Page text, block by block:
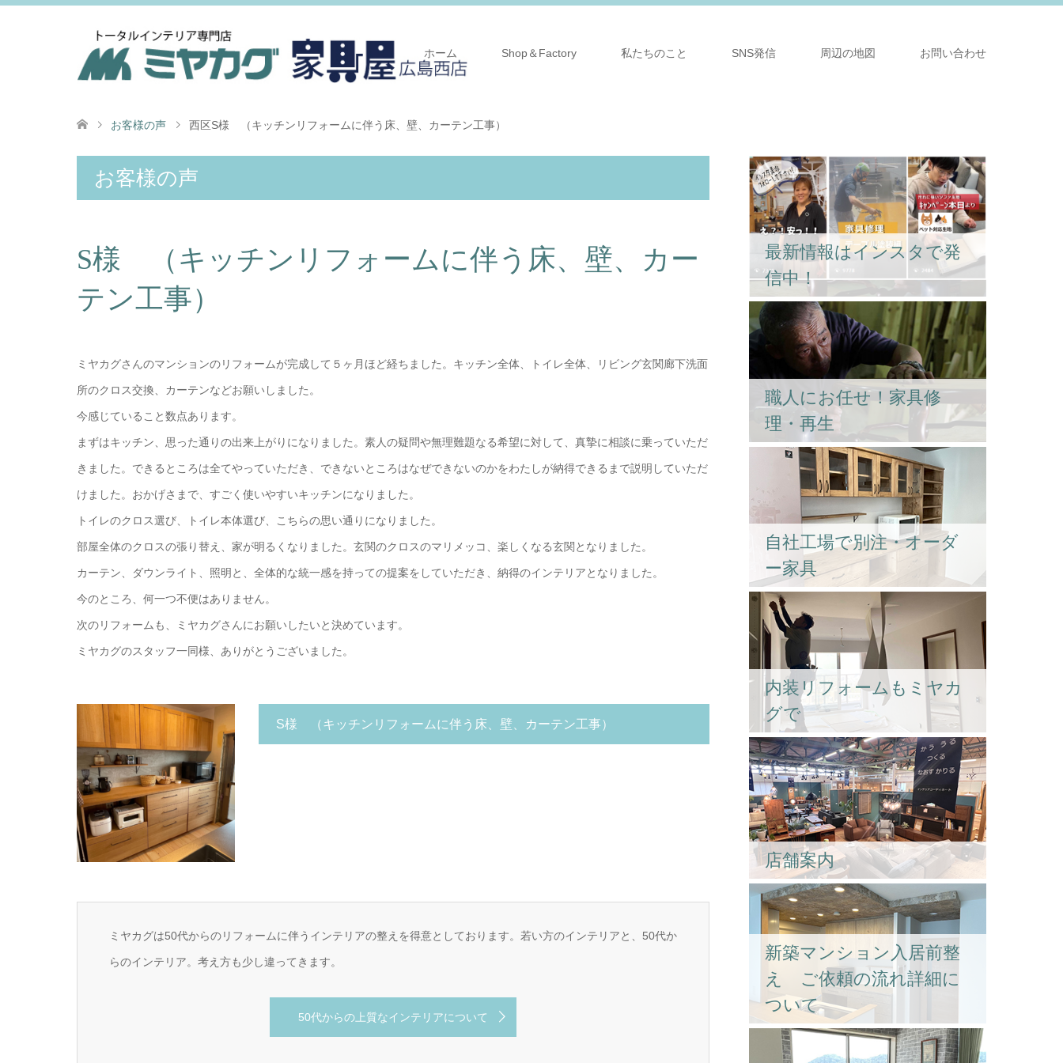
ホーム Shop＆Factory 私たちのこと SNS発信 周辺の地図 お問い合わせ
お客様の声 西区S様 （キッチンリフォームに伴う床、壁、カーテン工事）
お客様の声
S様 （キッチンリフォームに伴う床、壁、カー
テン工事）
ミヤカグさんのマンションのリフォームが完成して５ヶ月ほど経ちました。キッチン全体、トイレ全体、リビング玄関廊下洗面
所のクロス交換、カーテンなどお願いしました。
今感じていること数点あります。
まずはキッチン、思った通りの出来上がりになりました。素人の疑問や無理難題なる希望に対して、真摯に相談に乗っていただ
きました。できるところは全てやっていただき、できないところはなぜできないのかをわたしが納得できるまで説明していただ
けました。おかげさまで、すごく使いやすいキッチンになりました。
トイレのクロス選び、トイレ本体選び、こちらの思い通りになりました。
部屋全体のクロスの張り替え、家が明るくなりました。玄関のクロスのマリメッコ、楽しくなる玄関となりました。
カーテン、ダウンライト、照明と、全体的な統一感を持っての提案をしていただき、納得のインテリアとなりました。
今のところ、何一つ不便はありません。
次のリフォームも、ミヤカグさんにお願いしたいと決めています。
ミヤカグのスタッフ一同様、ありがとうございました。
S様 （キッチンリフォームに伴う床、壁、カーテン工事）
ミヤカグは50代からのリフォームに伴うインテリアの整えを得意としております。若い方のインテリアと、50代か
らのインテリア。考え方も少し違ってきます。
50代からの上質なインテリアについて
最新情報はインスタで発
信中！
職人にお任せ！家具修
理・再生
自社工場で別注・オーダ
ー家具
内装リフォームもミヤカ
グで
店舗案内
新築マンション入居前整
え ご依頼の流れ詳細に
ついて